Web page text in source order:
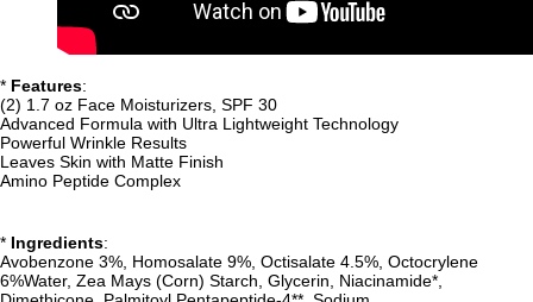
* Features:
(2) 1.7 oz Face Moisturizers, SPF 30
Advanced Formula with Ultra Lightweight Technology
Powerful Wrinkle Results
Leaves Skin with Matte Finish
Amino Peptide Complex
* Ingredients:
Avobenzone 3%, Homosalate 9%, Octisalate 4.5%, Octocrylene
6%Water, Zea Mays (Corn) Starch, Glycerin, Niacinamide*,